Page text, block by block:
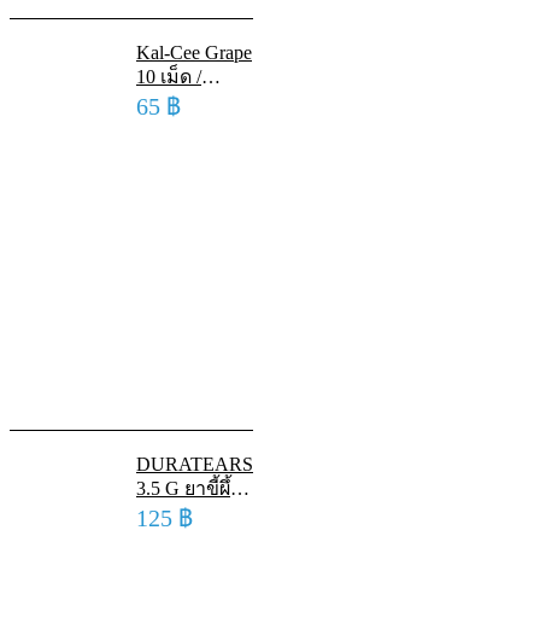
Kal-Cee Grape
10 เม็ด /
หลอด
65 ฿
DURATEARS
3.5 G ยาขี้ผึ้ง
ทาตาชนิด
125 ฿